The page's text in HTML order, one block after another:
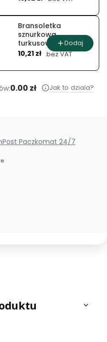
Bransoletka
sznurkowa
turkusowy
splot
Cena
10,21 zł bez VAT
Dodaj
0.00 zł Jak to dziala?
Paczkomat 24/7